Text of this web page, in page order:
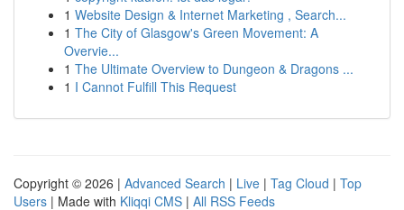
1 Website Design & Internet Marketing , Search...
1 The City of Glasgow's Green Movement: A
Overvie...
1 The Ultimate Overview to Dungeon & Dragons ...
1 I Cannot Fulfill This Request
Copyright © 2026 | Advanced Search | Live | Tag Cloud | Top
Users | Made with Kliqqi CMS | All RSS Feeds